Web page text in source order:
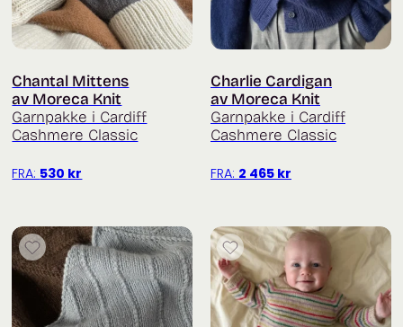
Chantal Mittens
av Moreca Knit
Garnpakke i Cardiff
Cashmere Classic
FRA: 530 kr
Charlie Cardigan
av Moreca Knit
Garnpakke i Cardiff
Cashmere Classic
FRA: 2 465 kr